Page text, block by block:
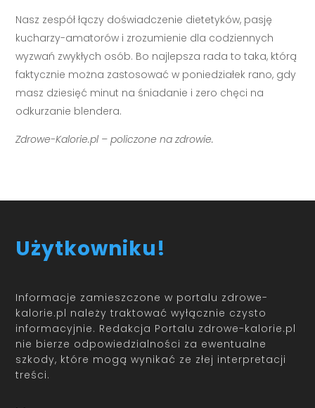
Nasz zespół łączy doświadczenie dietetyków, pasję
kucharzy-amatorów i zrozumienie dla codziennych
wyzwań zwykłych osób. Bo najlepsza rada to taka, którą
faktycznie można zastosować w poniedziałek rano, gdy
masz dziesięć minut na śniadanie i zero chęci na
odkurzanie blendera.
Zdrowe-Kalorie.pl – policzone na zdrowie.
Użytkowniku!
Informacje zamieszczone w portalu zdrowe-
kalorie.pl należy traktować wyłącznie czysto
informacyjnie. Redakcja Portalu zdrowe-kalorie.pl
nie bierze odpowiedzialności za ewentualne
szkody, które mogą wynikać ze złej interpretacji
treści.